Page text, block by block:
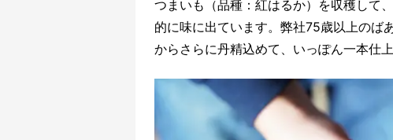
つまいも（品種：紅はるか）を収穫して
的に味に出ています。弊社75歳以上のば
からさらに丹精込めて、いっぽん一本仕上